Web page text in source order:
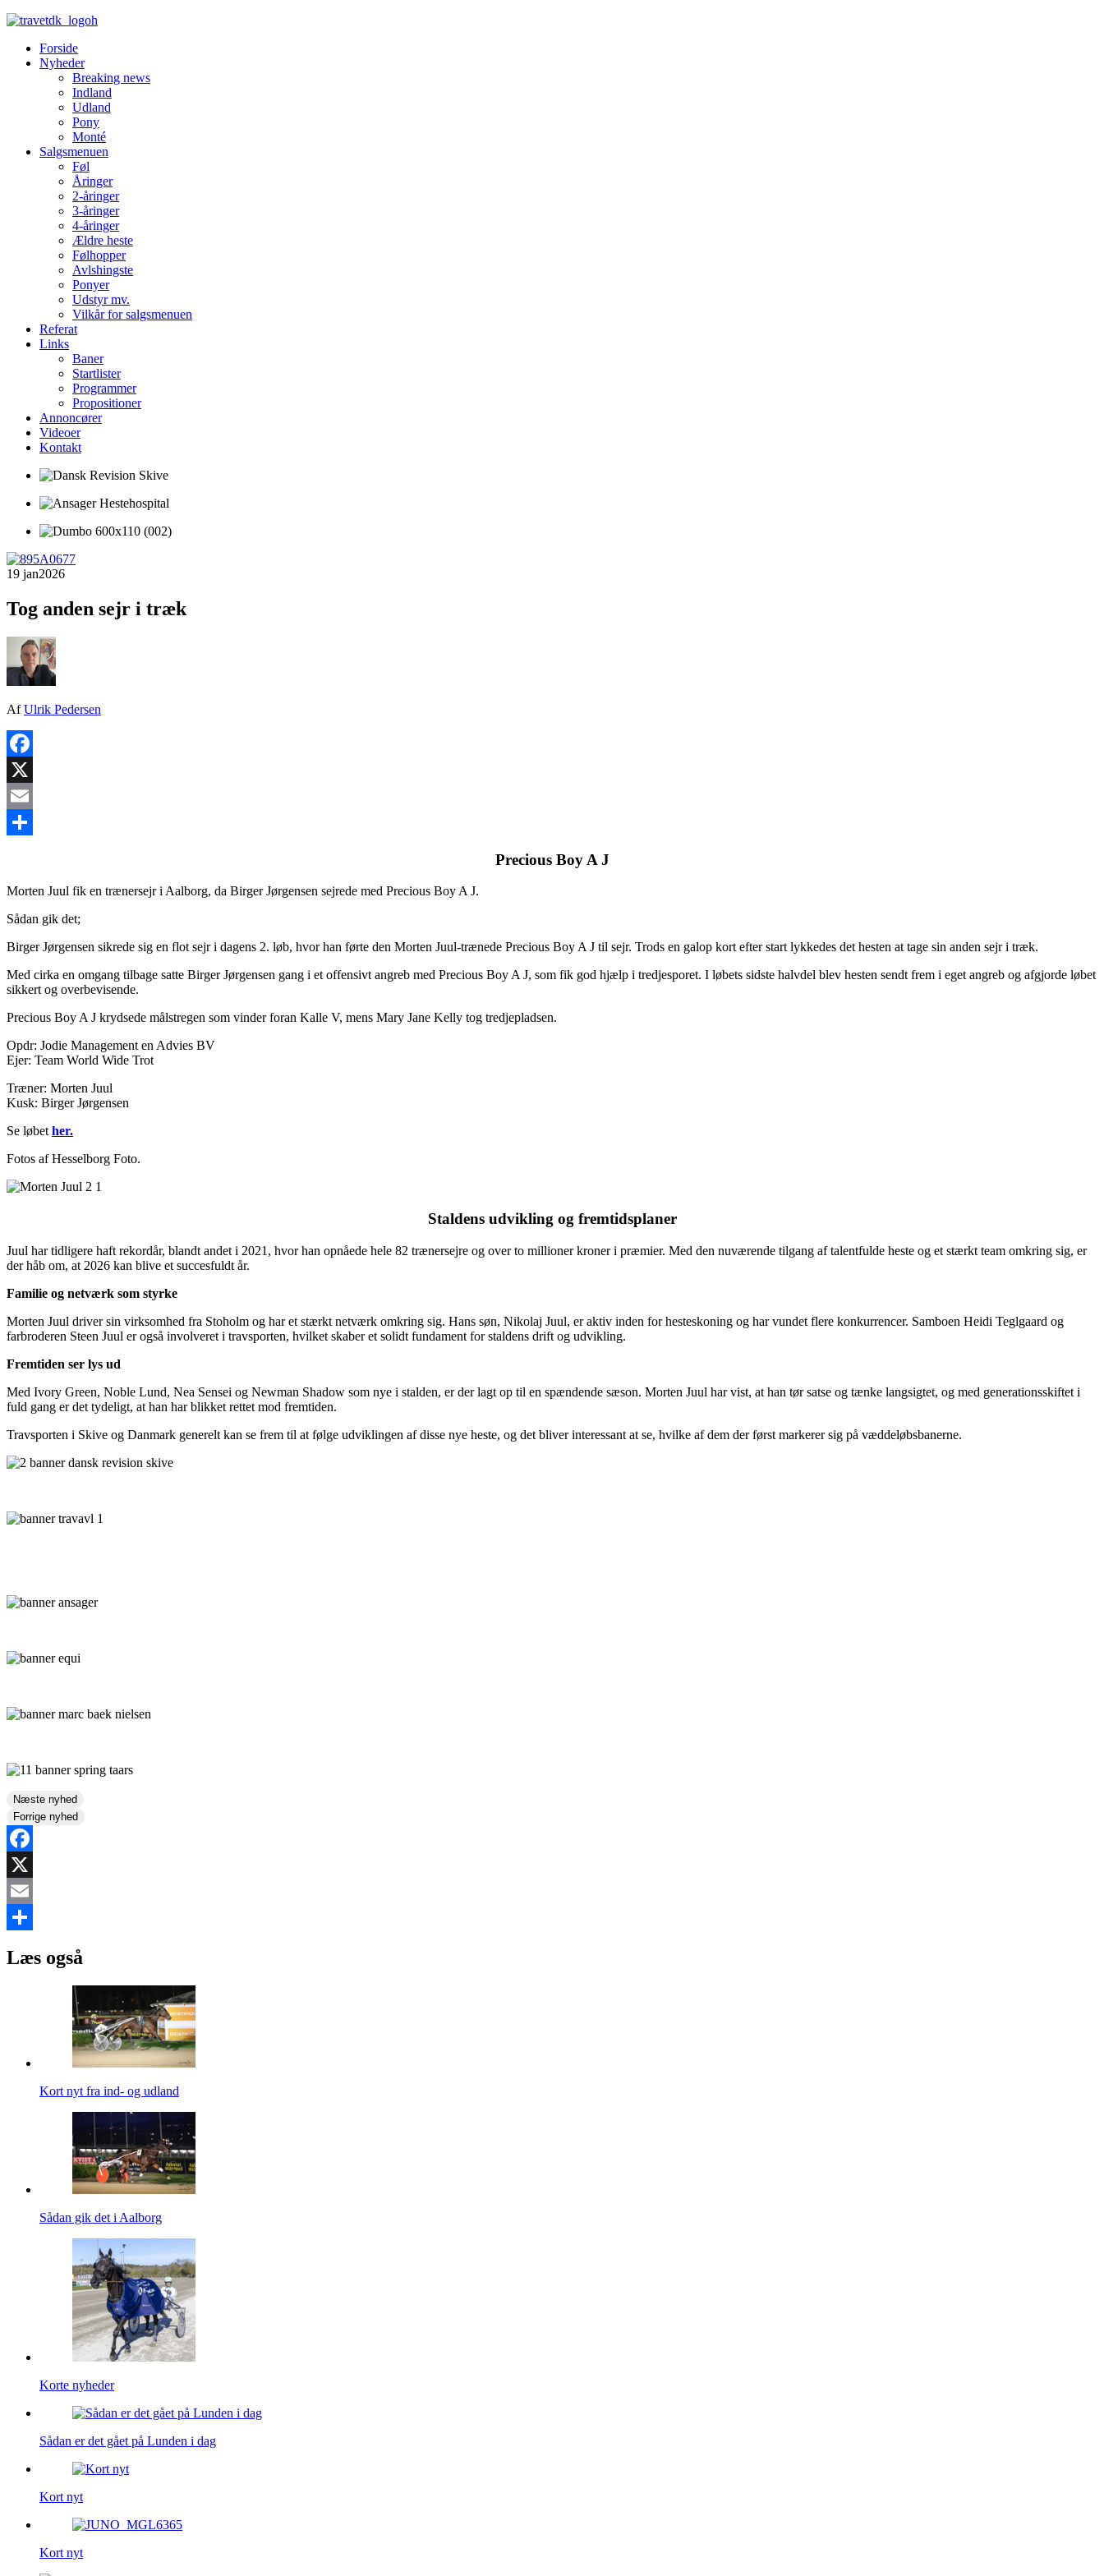
Forside
Nyheder
Breaking news
Indland
Udland
Pony
Monté
Salgsmenuen
Føl
Åringer
2-åringer
3-åringer
4-åringer
Ældre heste
Følhopper
Avlshingste
Ponyer
Udstyr mv.
Vilkår for salgsmenuen
Referat
Links
Baner
Startlister
Programmer
Propositioner
Annoncører
Videoer
Kontakt
19 jan2026
Tog anden sejr i træk
AfUlrik Pedersen
Facebook
X
Email
Precious Boy A J
Morten Juul fik en trænersejr i Aalborg, da Birger Jørgensen sejrede med Precious Boy A J.
Sådan gik det;
Birger Jørgensen sikrede sig en flot sejr i dagens 2. løb, hvor han førte den Morten Juul-trænede Precious Boy A J til sejr. Trods en galop kort efter start lykkedes det hesten at tage sin anden sejr i træk.
Med cirka en omgang tilbage satte Birger Jørgensen gang i et offensivt angreb med Precious Boy A J, som fik god hjælp i tredjesporet. I løbets sidste halvdel blev hesten sendt frem i eget angreb og afgjorde løbet
sikkert og overbevisende.
Precious Boy A J krydsede målstregen som vinder foran Kalle V, mens Mary Jane Kelly tog tredjepladsen.
Opdr: Jodie Management en Advies BV
Ejer: Team World Wide Trot
Træner: Morten Juul
Kusk: Birger Jørgensen
Se løbet her.
Fotos af Hesselborg Foto.
Staldens udvikling og fremtidsplaner
Juul har tidligere haft rekordår, blandt andet i 2021, hvor han opnåede hele 82 trænersejre og over to millioner kroner i præmier. Med den nuværende tilgang af talentfulde heste og et stærkt team omkring sig, er
der håb om, at 2026 kan blive et succesfuldt år.
Familie og netværk som styrke
Morten Juul driver sin virksomhed fra Stoholm og har et stærkt netværk omkring sig. Hans søn, Nikolaj Juul, er aktiv inden for hesteskoning og har vundet flere konkurrencer. Samboen Heidi Teglgaard og
farbroderen Steen Juul er også involveret i travsporten, hvilket skaber et solidt fundament for staldens drift og udvikling.
Fremtiden ser lys ud
Med Ivory Green, Noble Lund, Nea Sensei og Newman Shadow som nye i stalden, er der lagt op til en spændende sæson. Morten Juul har vist, at han tør satse og tænke langsigtet, og med generationsskiftet i
fuld gang er det tydeligt, at han har blikket rettet mod fremtiden.
Travsporten i Skive og Danmark generelt kan se frem til at følge udviklingen af disse nye heste, og det bliver interessant at se, hvilke af dem der først markerer sig på væddeløbsbanerne.
Næste nyhed
Forrige nyhed
Facebook
X
Email
Læs også
Kort nyt fra ind- og udland
Sådan gik det i Aalborg
Korte nyheder
Sådan er det gået på Lunden i dag
Kort nyt
Kort nyt